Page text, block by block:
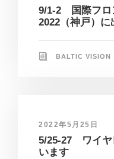
9/1-2 国際フロ
2022（神戸）
BALTIC VISION
2022年5月25日
5/25-27 ワイヤ
います